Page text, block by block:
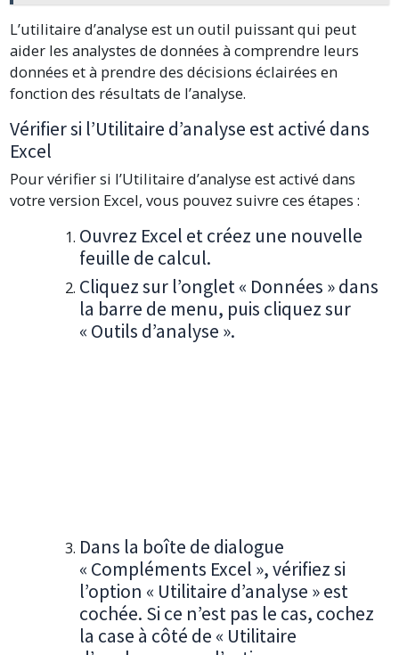
L’utilitaire d’analyse est un outil puissant qui peut
aider les analystes de données à comprendre leurs
données et à prendre des décisions éclairées en
fonction des résultats de l’analyse.
Vérifier si l’Utilitaire d’analyse est activé dans
Excel
Pour vérifier si l’Utilitaire d’analyse est activé dans
votre version Excel, vous pouvez suivre ces étapes :
Ouvrez Excel et créez une nouvelle
feuille de calcul.
Cliquez sur l’onglet « Données » dans
la barre de menu, puis cliquez sur
« Outils d’analyse ».
Dans la boîte de dialogue
« Compléments Excel », vérifiez si
l’option « Utilitaire d’analyse » est
cochée. Si ce n’est pas le cas, cochez
la case à côté de « Utilitaire